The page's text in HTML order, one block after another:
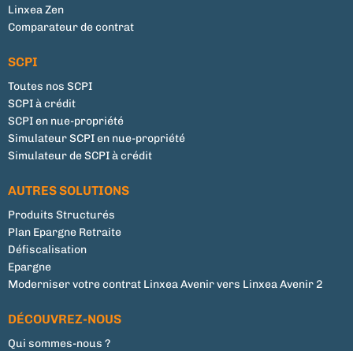
Linxea Zen
Comparateur de contrat
SCPI
Toutes nos SCPI
SCPI à crédit
SCPI en nue-propriété
Simulateur SCPI en nue-propriété
Simulateur de SCPI à crédit
AUTRES SOLUTIONS
Produits Structurés
Plan Epargne Retraite
Défiscalisation
Epargne
Moderniser votre contrat Linxea Avenir vers Linxea Avenir 2
DÉCOUVREZ-NOUS
Qui sommes-nous ?